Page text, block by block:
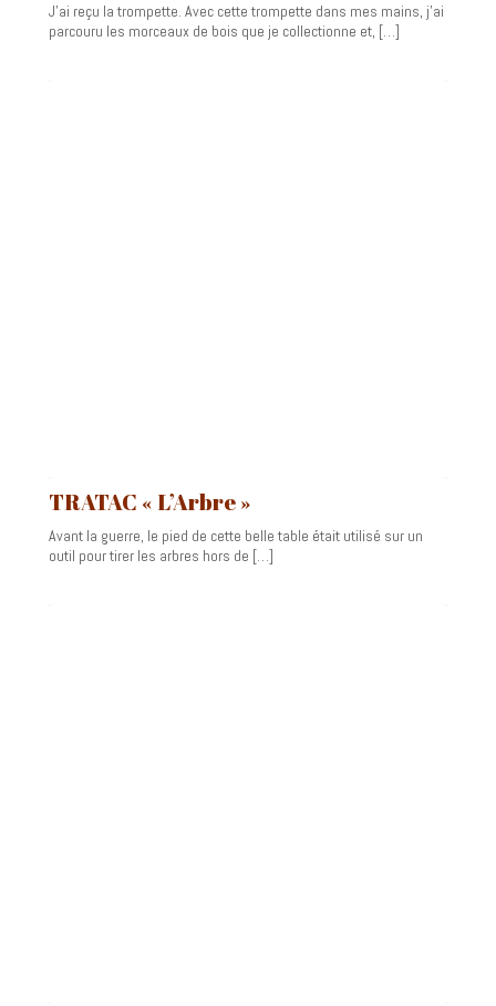
J’ai reçu la trompette. Avec cette trompette dans mes mains, j’ai
parcouru les morceaux de bois que je collectionne et, […]
TRATAC « L’Arbre »
Avant la guerre, le pied de cette belle table était utilisé sur un
outil pour tirer les arbres hors de […]